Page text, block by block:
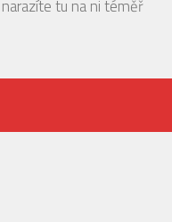
tu na ni téměř